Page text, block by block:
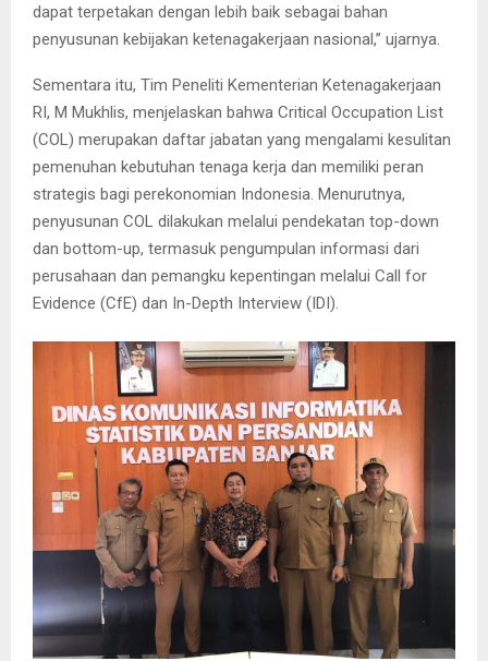
dapat terpetakan dengan lebih baik sebagai bahan
penyusunan kebijakan ketenagakerjaan nasional,” ujarnya.
Sementara itu, Tim Peneliti Kementerian Ketenagakerjaan
RI, M Mukhlis, menjelaskan bahwa Critical Occupation List
(COL) merupakan daftar jabatan yang mengalami kesulitan
pemenuhan kebutuhan tenaga kerja dan memiliki peran
strategis bagi perekonomian Indonesia. Menurutnya,
penyusunan COL dilakukan melalui pendekatan top-down
dan bottom-up, termasuk pengumpulan informasi dari
perusahaan dan pemangku kepentingan melalui Call for
Evidence (CfE) dan In-Depth Interview (IDI).